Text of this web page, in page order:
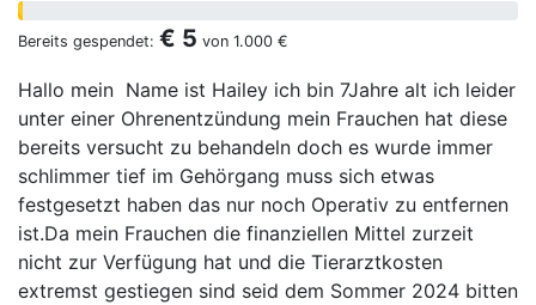
Bereits gespendet: € 5 von 1.000 €
Hallo mein Name ist Hailey ich bin 7Jahre alt ich leider
unter einer Ohrenentzündung mein Frauchen hat diese
bereits versucht zu behandeln doch es wurde immer
schlimmer tief im Gehörgang muss sich etwas
festgesetzt haben das nur noch Operativ zu entfernen
ist.Da mein Frauchen die finanziellen Mittel zurzeit
nicht zur Verfügung hat und die Tierarztkosten
extremst gestiegen sind seid dem Sommer 2024 bitten